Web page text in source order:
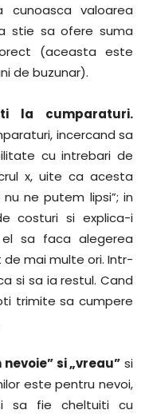
valoarea
stie sa ofere suma
(aceasta este
de buzunar).
la cumparaturi.
incercand sa
cu intrebari de
x, uite ca acesta
ne putem lipsi”; in
costuri si explica-i
sa faca alegerea
mai multe ori. Intr-
si sa ia restul. Cand
trimite sa cumpere
si „vreau” si
este pentru nevoi,
sa fie cheltuiti cu